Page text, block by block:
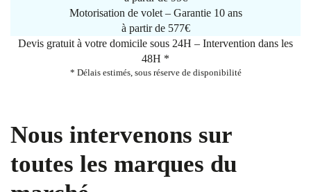
Motorisation de volet – Garantie 10 ans
à partir de 577€
Devis gratuit à votre domicile sous 24H – Intervention dans les
48H *
* Délais estimés, sous réserve de disponibilité
Nous intervenons sur
toutes les marques du